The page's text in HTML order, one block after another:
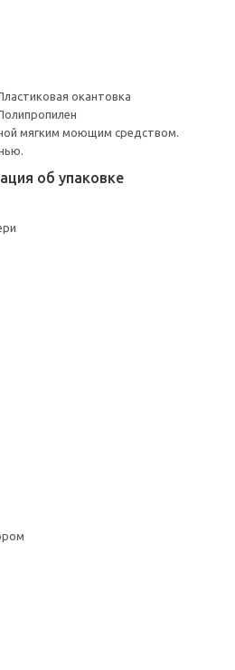
окантовка
мягким моющим средством.
об упаковке